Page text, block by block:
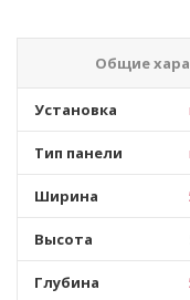
Общие
Установка
Тип панели
Ширина
Высота
Глубина